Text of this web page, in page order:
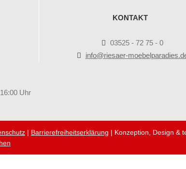
KONTAKT
03525 - 72 75 - 0
info@riesaer-
Uhr
| Barrierefreiheitserklärung | Konzeption, Design &